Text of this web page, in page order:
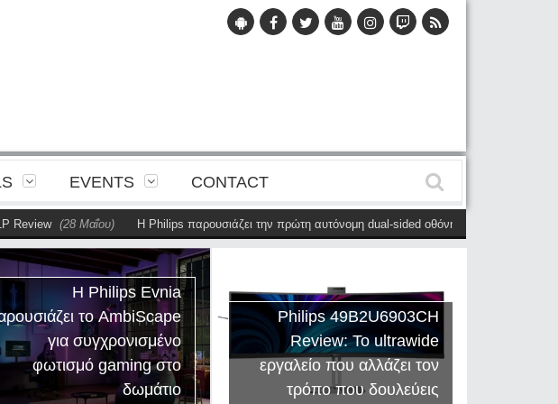
EVENTS CONTACT
(28 Μαΐου) Η Philips παρουσιάζει την πρώτη αυτόνομη dual-sided οθόνη (28 Μαΐου)
Η Philips Evnia
το AmbiScape
για συγχρονισμένο
φωτισμό gaming στο
δωμάτιο
Philips 49B2U6903CH
Review: Το ultrawide
εργαλείο που αλλάζει τον
τρόπο που δουλεύεις